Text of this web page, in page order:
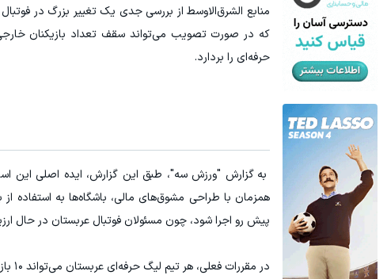
منابع الشرق‌الاوسط از بررسی جدی یک تغییر بزرگ در
که در صورت تصویب می‌تواند سقف تعداد بازیکنان
حرفه‌ای را بردارد.
به گزارش "ورزش سه"، طبق این گزارش، ایده اصلی
همزمان با طراحی مشوق‌های مالی، باشگاه‌ها به استفاده
پیش‌ رو اجرا شود، چون مسئولان فوتبال عربستان در حال
در